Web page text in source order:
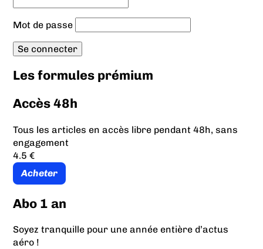
Mot de passe
Les formules prémium
Accès 48h
Tous les articles en accès libre pendant 48h, sans
engagement
4.5 €
Acheter
Abo 1 an
Soyez tranquille pour une année entière d’actus
aéro !